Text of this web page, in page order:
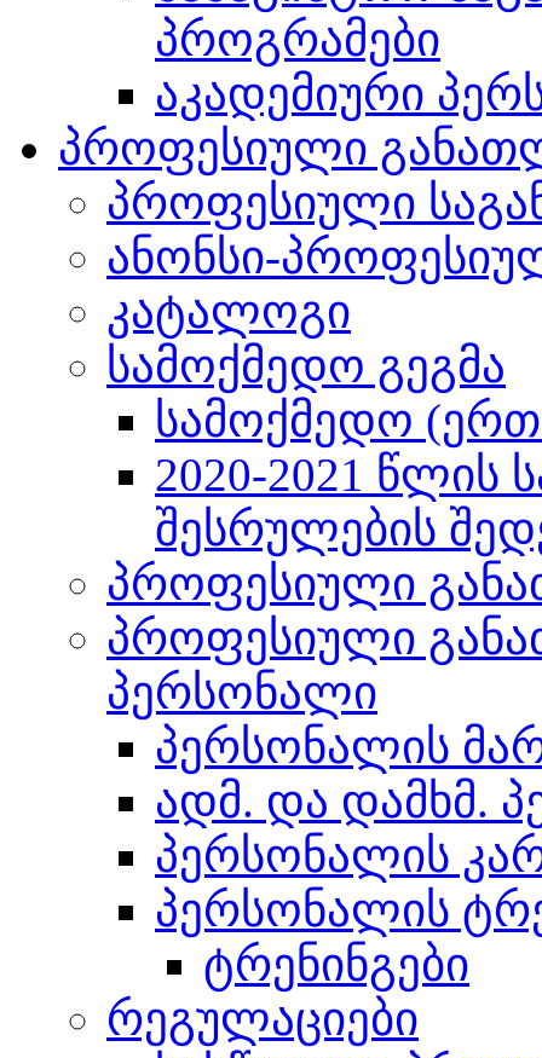
პროგრამები
აკადემიური
პროფესიული
პროფესიული
ანონსი-
კატალოგი
სამოქმედო გეგმა
სამოქმედო
2020-2021 წლის
შესრულების
პროფესიული
პროფესიული
პერსონალი
პერსონალის
ადმ. და დამხმ.
პერსონალის
პერსონალის
ტრენინგები
რეგულაციები